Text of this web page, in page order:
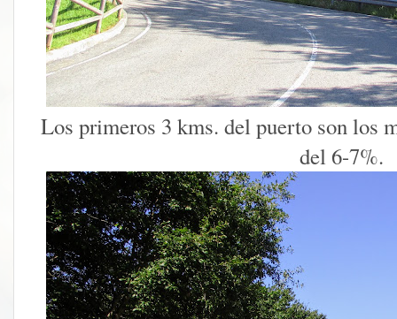
Los primeros 3 kms. del puerto son los
del 6-7%.